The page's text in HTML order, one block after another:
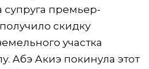
супруга премьер-
скидку
участка
Абэ Акиэ покинула этот